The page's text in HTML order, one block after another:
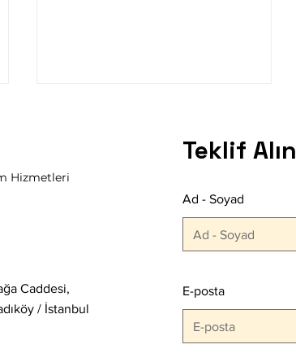
Hizmetleri
Caddesi,
/ İstanbul
Teklif Alın
Ad - Soyad
E-posta